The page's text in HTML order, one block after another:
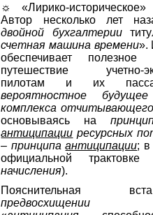
☼ «Лирико-историческое»
Автор несколько лет
двойной бухгалтерии
счетная машина времени».
обеспечивает полезное
путешествие учетно-
пилотам и их
вероятностное будущее
комплекса
основываясь на
антиципации ресурсных
– принципаантиципации; в
официальной
начисления).
Пояснительная
предвосхищении